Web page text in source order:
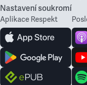
Nastavení soukromí
Aplikace Respekt